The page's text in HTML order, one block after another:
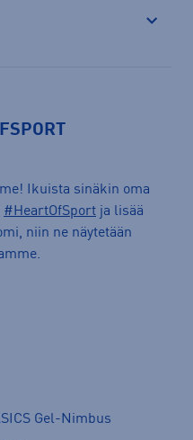
Ikuista sinäkin oma
#HeartOfSport ja lisää
niin ne näytetään
Gel-Nimbus